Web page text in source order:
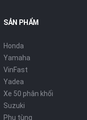
Động cơ
SẢN PHẨM
Honda
Yamaha
VinFast
Yadea
Xe 50 phân khối
Suzuki
Phụ tùng